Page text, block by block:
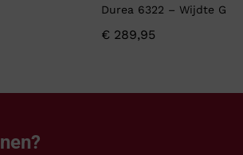
Durea 6322 – Wijdte G
€ 289,95